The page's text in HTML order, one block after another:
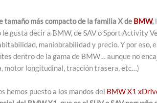
tamaño más compacto de la familia X de BMW,
le gusta decir a BMW, de SAV o Sport Activity
maniobrabilidad y precio. Y por eso,
dentro de la gama de BMW… aunque no
motor longitudinal, tracción trasera, etc…)
hemos puesto a los mandos del BMW X1